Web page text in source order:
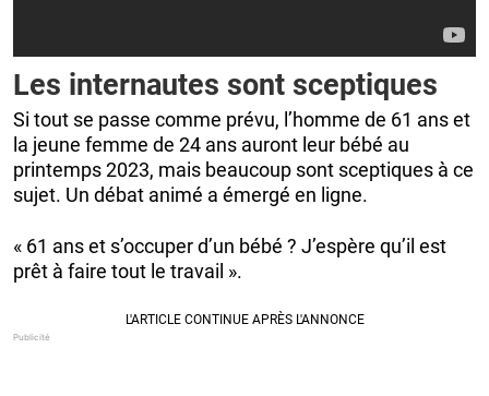
Les internautes sont sceptiques
Si tout se passe comme prévu, l’homme de 61 ans et
la jeune femme de 24 ans auront leur bébé au
printemps 2023, mais beaucoup sont sceptiques à ce
sujet. Un débat animé a émergé en ligne.
« 61 ans et s’occuper d’un bébé ? J’espère qu’il est
prêt à faire tout le travail ».